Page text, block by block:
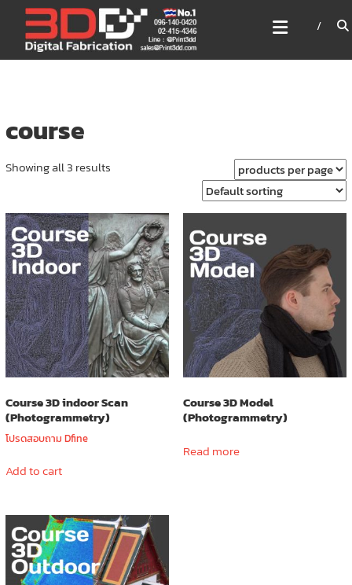
content
3DD DIGITAL FABRICATION
เครื่องพิมพ์3มิติ สแกนเนอร์
เลเซอร์
course
Showing all 3 results
Course 3D indoor Scan
(Photogrammetry)
โปรดสอบถาม Dfine
Add to cart
Course 3D Model
(Photogrammetry)
Read more